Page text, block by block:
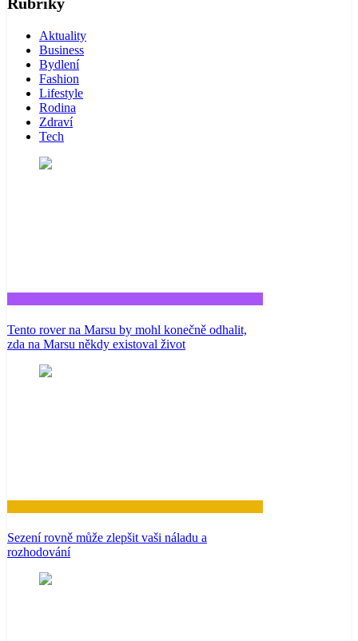
Aktuality
Business
Bydlení
Fashion
Lifestyle
Rodina
Zdraví
Tech
Tento rover na Marsu by mohl konečně odhalit,
zda na Marsu někdy existoval život
Sezení rovně může zlepšit vaši náladu a
rozhodování